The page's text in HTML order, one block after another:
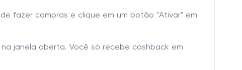
fazer compras e clique em um botão "Ativar" em
janela aberta. Você só recebe cashback em